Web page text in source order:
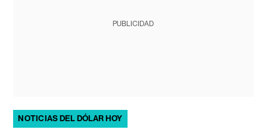
PUBLICIDAD
NOTICIAS DEL DÓLAR HOY